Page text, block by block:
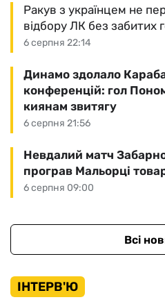
6 серпня 22:14
Ракув з українцем не
відбору ЛК без забитих
6 серпня 21:56
Динамо здолало
конференцій: гол
киянам звитягу
6 серпня 09:00
Невдалий матч
програв Мальорці
Всі
ІНТЕРВ'Ю